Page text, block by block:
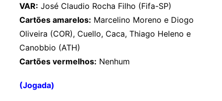
VAR: José Claudio Rocha Filho (Fifa-SP)
Cartões amarelos: Marcelino Moreno e Diogo
Oliveira (COR), Cuello, Caca, Thiago Heleno e
Canobbio (ATH)
Cartões vermelhos: Nenhum
(Jogada)